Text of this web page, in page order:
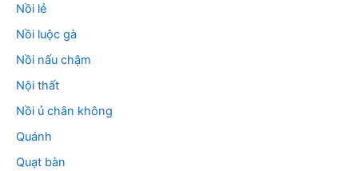
Nồi lẻ
Nồi luộc gà
Nồi nấu chậm
Nội thất
Nồi ủ chân không
Quánh
Quạt bàn